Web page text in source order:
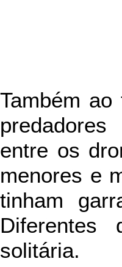
Também
entre os
menores e
tinham
Diferentes
solitária.